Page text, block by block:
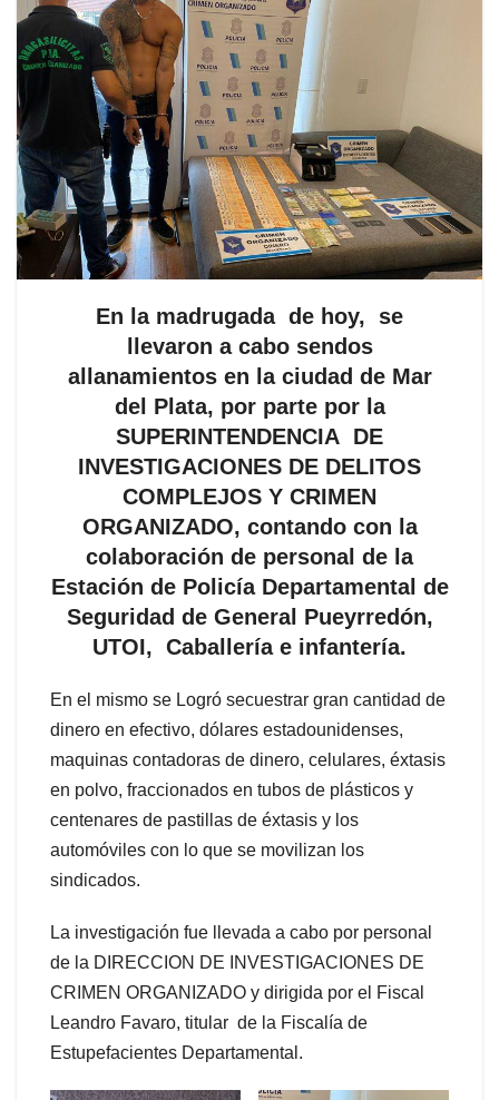
En la madrugada de hoy, se
llevaron a cabo sendos
allanamientos en la ciudad de Mar
del Plata, por parte por la
SUPERINTENDENCIA DE
INVESTIGACIONES DE DELITOS
COMPLEJOS Y CRIMEN
ORGANIZADO, contando con la
colaboración de personal de la
Estación de Policía Departamental de
Seguridad de General Pueyrredón,
UTOI, Caballería e infantería.
En el mismo se Logró secuestrar gran cantidad de
dinero en efectivo, dólares estadounidenses,
maquinas contadoras de dinero, celulares, éxtasis
en polvo, fraccionados en tubos de plásticos y
centenares de pastillas de éxtasis y los
automóviles con lo que se movilizan los
sindicados.
La investigación fue llevada a cabo por personal
de la DIRECCION DE INVESTIGACIONES DE
CRIMEN ORGANIZADO y dirigida por el Fiscal
Leandro Favaro, titular de la Fiscalía de
Estupefacientes Departamental.